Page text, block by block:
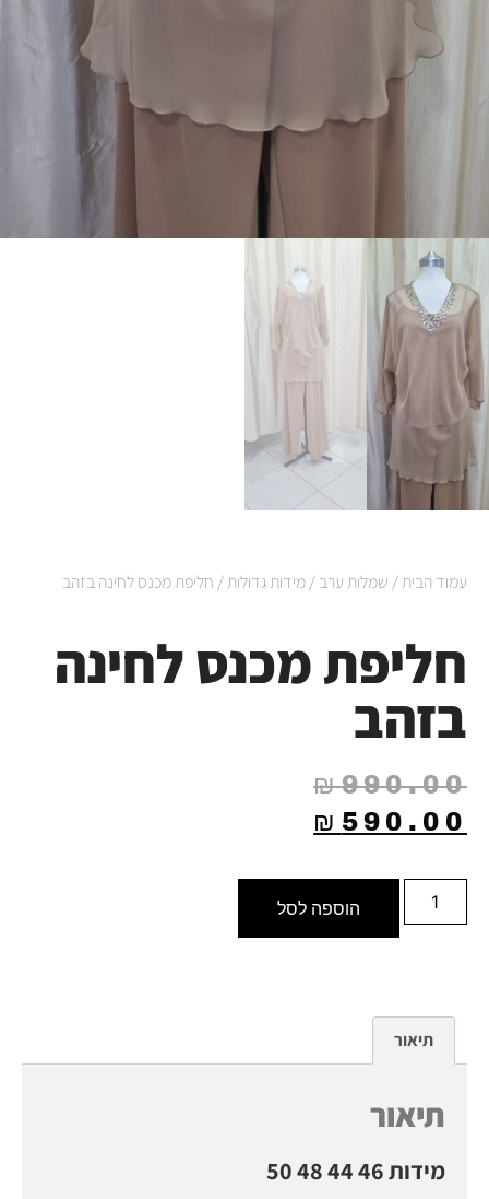
עמוד הבית/ שמלות ערב/מידות גדולות/ חליפת מכנס לחינה בזהב
חליפת מכנס לחינה
בזהב
₪990.00
₪ 590.00
הוספה לסל
תיאור
תיאור
מידות 46 44 48 50